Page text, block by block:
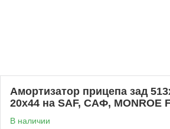
Амортизатор прицепа зад
20x44 на SAF, САФ, MONROE
В наличии